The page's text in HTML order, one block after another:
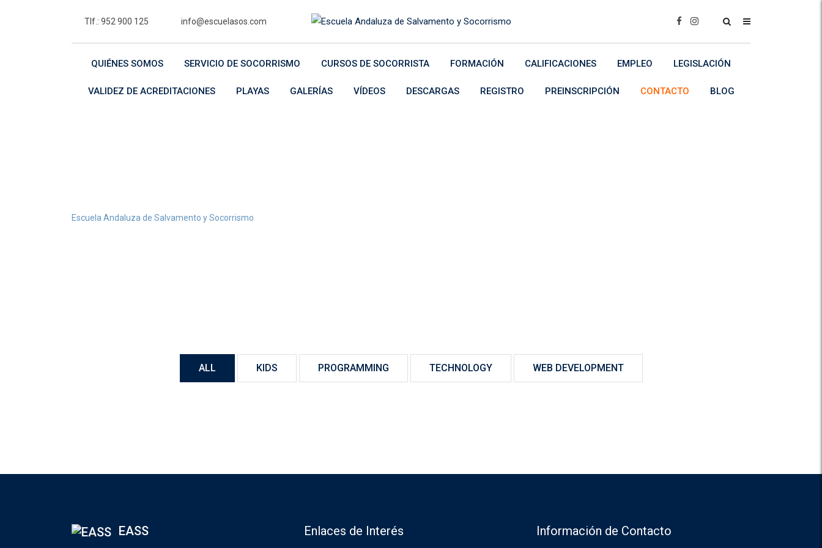
Tlf.: 952 900 125 info@escuelasos.com
QUIÉNES SOMOS SERVICIO DE SOCORRISMO CURSOS DE SOCORRISTA FORMACIÓN CALIFICACIONES EMPLEO LEGISLACIÓN
VALIDEZ DE ACREDITACIONES PLAYAS GALERÍAS VÍDEOS DESCARGAS REGISTRO PREINSCRIPCIÓN CONTACTO BLOG
Escuela Andaluza de Salvamento y Socorrismo
ALL KIDS PROGRAMMING TECHNOLOGY WEB DEVELOPMENT
EASS Enlaces de Interés Información de Contacto